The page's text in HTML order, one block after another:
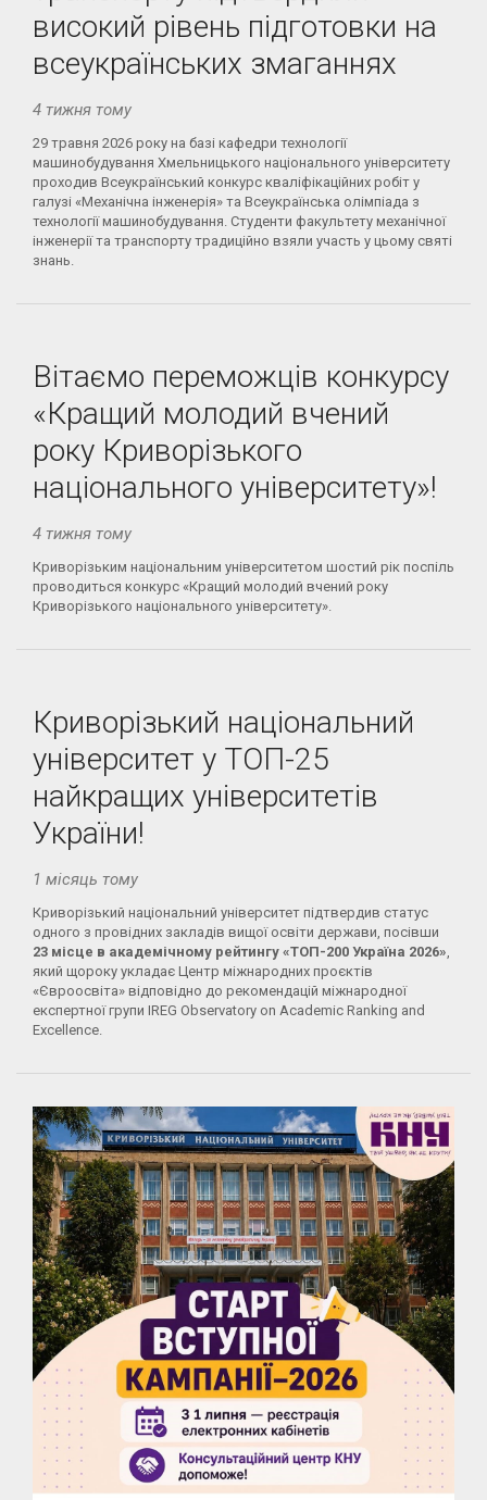
високий рівень підготовки на
всеукраїнських змаганнях
4 тижня тому
29 травня 2026 року на базі кафедри технології
машинобудування Хмельницького національного університету
проходив Всеукраїнський конкурс кваліфікаційних робіт у
галузі «Механічна інженерія» та Всеукраїнська олімпіада з
технології машинобудування. Студенти факультету механічної
інженерії та транспорту традиційно взяли участь у цьому святі
знань.
Вітаємо переможців конкурсу
«Кращий молодий вчений
року Криворізького
національного університету»!
4 тижня тому
Криворізьким національним університетом шостий рік поспіль
проводиться конкурс «Кращий молодий вчений року
Криворізького національного університету».
Криворізький національний
університет у ТОП-25
найкращих університетів
України!
1 місяць тому
Криворізький національний університет підтвердив статус
одного з провідних закладів вищої освіти держави, посівши
23 місце в академічному рейтингу «ТОП-200 Україна 2026»,
який щороку укладає Центр міжнародних проєктів
«Євроосвіта» відповідно до рекомендацій міжнародної
експертної групи IREG Observatory on Academic Ranking and
Excellence.